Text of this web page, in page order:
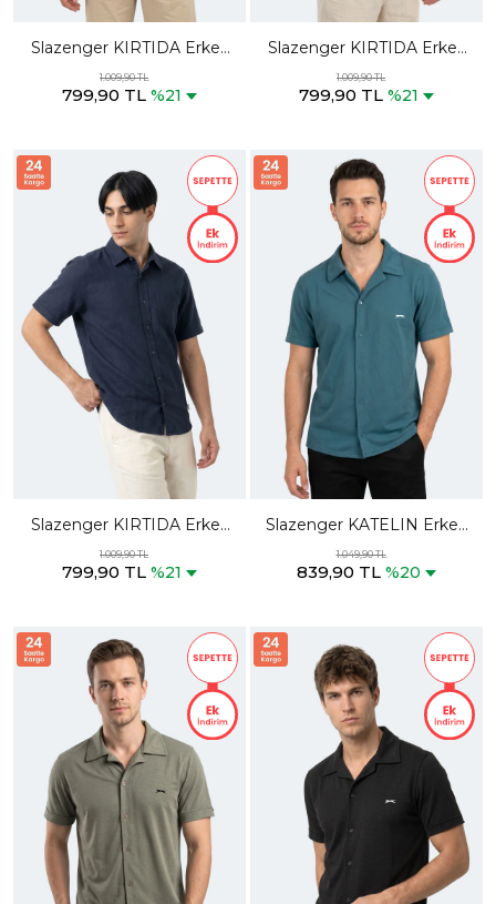
Slazenger KIRTIDA Erkek
Siyah Gömlek
1.009,90 TL
799,90 TL %21
Slazenger KIRTIDA Erkek
Kahve Gömlek
1.009,90 TL
799,90 TL %21
Slazenger KIRTIDA Erkek
Indigo Gömlek
1.009,90 TL
799,90 TL %21
Slazenger KATELIN Erkek
Petrol Gömlek
1.049,90 TL
839,90 TL %20